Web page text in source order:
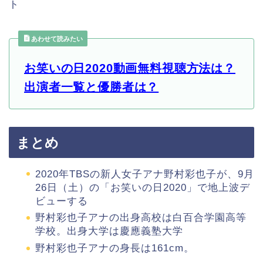
ト
あわせて読みたい
お笑いの日2020動画無料視聴方法は？
出演者一覧と優勝者は？
まとめ
2020年TBSの新人女子アナ野村彩也子が、9月
26日（土）の「お笑いの日2020」で地上波デ
ビューする
野村彩也子アナの出身高校は白百合学園高等
学校。出身大学は慶應義塾大学
野村彩也子アナの身長は161cm。